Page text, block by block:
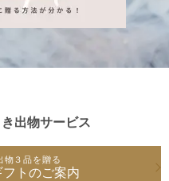
出物サービス
物３品を贈る
トのご案内